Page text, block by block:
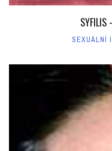
SYFILIS
SEXUÁLNÍ